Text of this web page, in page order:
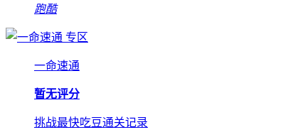
跑酷
专区
一命速通
暂无评分
挑战最快吃豆通关记录